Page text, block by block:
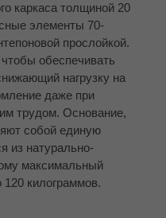
каркаса толщиной 20
элементы 70-
прослойкой.
обеспечивать
нагрузку на
даже при
трудом. Основание,
собой единую
из натурально-
максимальный
килограммов.